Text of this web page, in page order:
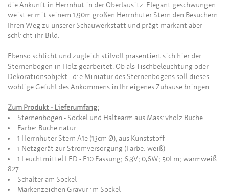
die Ankunft in Herrnhut in der Oberlausitz. Elegant geschwungen
weist er mit seinem 1,90m großen Herrnhuter Stern den Besuchern
Ihren Weg zu unserer Schauwerkstatt und prägt markant aber
schlicht ihr Bild.
Ebenso schlicht und zugleich stilvoll präsentiert sich hier der
Sternenbogen in Holz gearbeitet. Ob als Tischbeleuchtung oder
Dekorationsobjekt - die Miniatur des Sternenbogens soll dieses
wohlige Gefühl des Ankommens in Ihr eigenes Zuhause bringen.
Zum Produkt - Lieferumfang:
Sternenbogen - Sockel und Haltearm aus Massivholz Buche
Farbe: Buche natur
1 Herrnhuter Stern A1e (13cm Ø), aus Kunststoff
1 Netzgerät zur Stromversorgung (Farbe: weiß)
1 Leuchtmittel LED - E10 Fassung; 6,3V; 0,6W; 50Lm; warmweiß
827
Schalter am Sockel
Markenzeichen Gravur im Sockel